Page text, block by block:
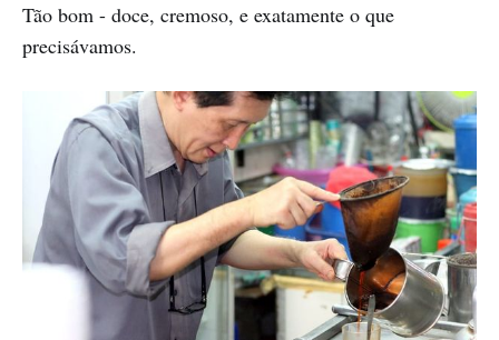
Tão bom - doce, cremoso, e exatamente o que
precisávamos.